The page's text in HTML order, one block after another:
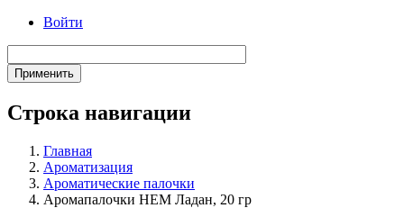
Войти
Строка навигации
Главная
Ароматизация
Ароматические палочки
Аромапалочки HEM Ладан, 20 гр